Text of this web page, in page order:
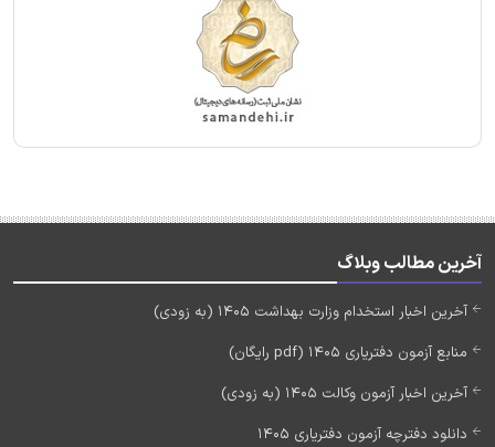
آخرین مطالب وبلاگ
آخرین اخبار استخدام وزارت بهداشت 1405 (به زودی)
منابع آزمون دفتریاری 1405 (pdf رایگان)
آخرین اخبار آزمون وکالت 1405 (به زودی)
دانلود دفترچه آزمون دفتریاری 1405